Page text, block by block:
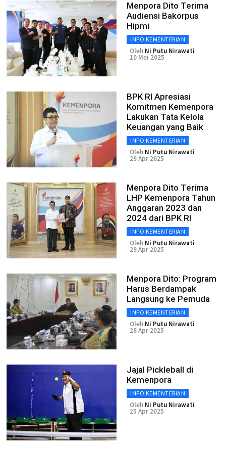
Menpora Dito Terima
Audiensi Bakorpus
Hipmi
INFO KEMENTERIAN
Oleh Ni Putu Nirawati
10 Mei 2025
BPK RI Apresiasi
Komitmen Kemenpora
Lakukan Tata Kelola
Keuangan yang Baik
INFO KEMENTERIAN
Oleh Ni Putu Nirawati
29 Apr 2025
Menpora Dito Terima
LHP Kemenpora Tahun
Anggaran 2023 dan
2024 dari BPK RI
INFO KEMENTERIAN
Oleh Ni Putu Nirawati
29 Apr 2025
Menpora Dito: Program
Harus Berdampak
Langsung ke Pemuda
INFO KEMENTERIAN
Oleh Ni Putu Nirawati
28 Apr 2025
Jajal Pickleball di
Kemenpora
INFO KEMENTERIAN
Oleh Ni Putu Nirawati
25 Apr 2025